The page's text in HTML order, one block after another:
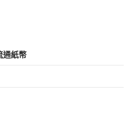
通紙幣